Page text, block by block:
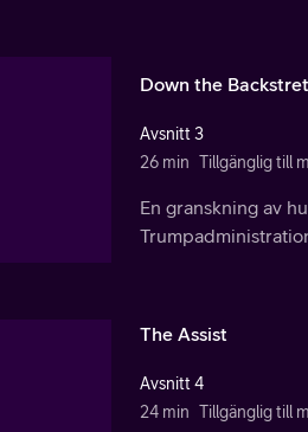
Down the
Avsnitt 3
26 min Tillgänglig till
En granskning av
The Assist
Avsnitt 4
24 min Tillgänglig till